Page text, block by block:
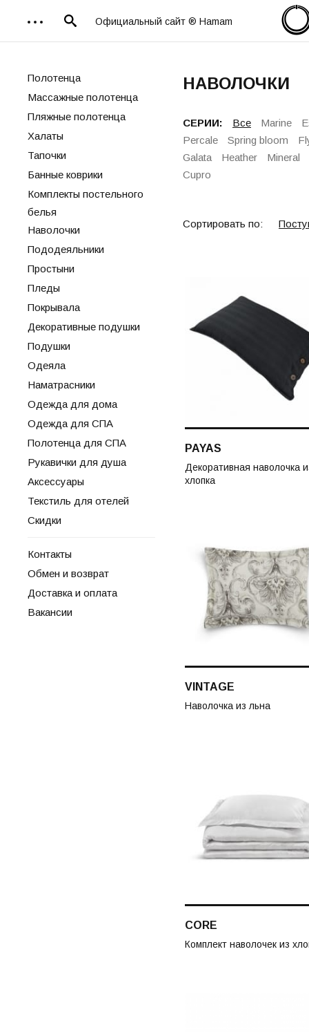
Официальный сайт ® Hamam
Полотенца
Массажные полотенца
Пляжные полотенца
Халаты
Тапочки
Банные коврики
Комплекты постельного
белья
Наволочки
Пододеяльники
Простыни
Пледы
Покрывала
Декоративные подушки
Подушки
Одеяла
Наматрасники
Одежда для дома
Одежда для СПА
Полотенца для СПА
Рукавички для душа
Аксессуары
Текстиль для отелей
Скидки
Контакты
Обмен и возврат
Доставка и оплата
Вакансии
НАВОЛОЧКИ
СЕРИИ: Все Marine
Percale
Spring bloom
Galata
Heather
Mineral
Cupro
Сортировать по:
PAYAS
Декоративная наволочка
хлопка
VINTAGE
Наволочка из льна
CORE
Комплект наволочек из